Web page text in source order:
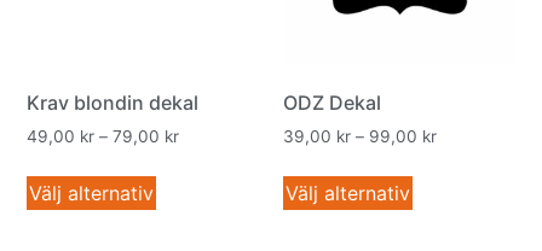
Krav blondin dekal
49,00 kr – 79,00 kr
Välj alternativ
ODZ Dekal
39,00 kr – 99,00 kr
Välj alternativ